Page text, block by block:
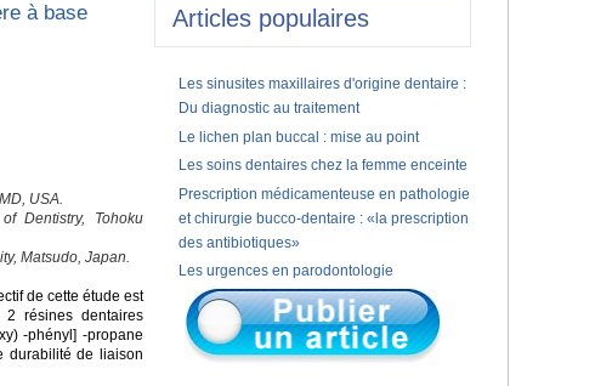
à base
USA.
Dentistry, Tohoku
Matsudo, Japan.
de cette étude est
résines dentaires
-phényl] -propane
durabilité de liaison
Articles populaires
Les sinusites maxillaires d'origine dentaire :
Du diagnostic au traitement
Le lichen plan buccal : mise au point
Les soins dentaires chez la femme enceinte
Prescription médicamenteuse en pathologie
et chirurgie bucco-dentaire : «la prescription
des antibiotiques»
Les urgences en parodontologie